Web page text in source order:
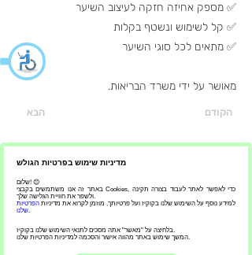
מדיניות שימוש בפרטיות הגולש
שלום! 😊
באתר זה אנו משתמשים בקבצי Cookies, כדי לאפשר לאתר לעבוד בצורה תקינה
ולשפר את חוויית הגלישה שלך.
למידע נוסף על השימוש שלנו בקוקיז ועל פרטיותך, מוזמן לקרוא את מדיניות הפרטיות
שלנו.
בלחיצה על "מאשר" אתה מסכים לתנאי השימוש שלנו בקוקיז.
המשך שימוש באתר מהווה אישור והסכמה למדיניות הפרטיות שלנו.
✅ מספק אחיזה חזקה לעיצוב השיער
✅ קל לשימוש ונשטף בקלות
✅ מתאים לכל סוגי השיער
מאושר על ידי משרד הבריאות.
הבא הקודם
- אנדריי מלישקו ברבר שופ - עיצוב
שיער לגברים וילדים - מספרת אנדריי
מלישקו